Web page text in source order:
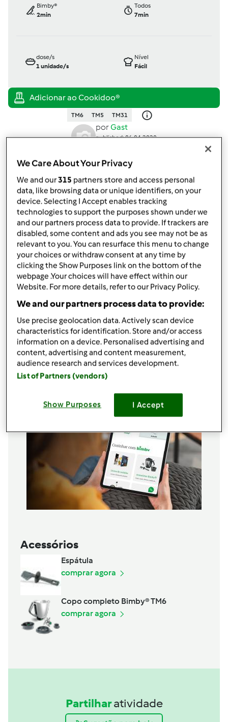
Bimby®
2min
Todos
7min
dose/s
1unidade/s
Nível
Fácil
TM6 TM5 TM31
porGast
published: 06.04.2020
Adicionar às minhas coleções
Partilhar receita
Ingredientes
Panquecas do Domingo
unidade
gramaaçúcar
205gramafarinha
470gramaleite
8grama sal
Adicionar à lista de compras
Acessórios
Espátula
comprar agora
Copo completo Bimby® TM6
comprar agora
Partilharatividade
We Care About Your Privacy
We and our315 partners store and access personal
data, like browsing data or unique identifiers, on your
device. Selecting I Accept enables tracking
technologies to support the purposes shown under we
and our partners process data to provide. If trackers are
disabled, some content and ads you see may not be as
relevant to you. You can resurface this menu to change
your choices or withdraw consent at any time by
clicking the Show Purposes link on the bottom of the
webpage .Your choices will have effect within our
Website. For more details, refer to our Privacy Policy.
We and our partners process data to provide:
Use precise geolocation data. Actively scan device
characteristics for identification. Store and/or access
information on a device. Personalised advertising and
content, advertising and content measurement,
audience research and services development.
List of Partners (vendors)
Show Purposes I Accept